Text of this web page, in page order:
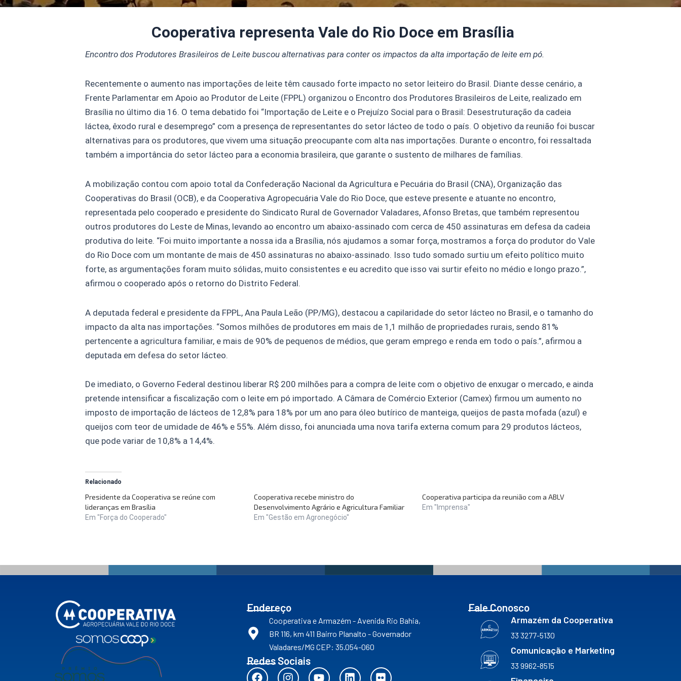
Cooperativa representa Vale do Rio Doce em Brasília
Encontro dos Produtores Brasileiros de Leite buscou alternativas para conter os impactos da alta importação de leite em pó.
Recentemente o aumento nas importações de leite têm causado forte impacto no setor leiteiro do Brasil. Diante desse cenário, a
Frente Parlamentar em Apoio ao Produtor de Leite (FPPL) organizou o Encontro dos Produtores Brasileiros de Leite, realizado em
Brasília no último dia 16. O tema debatido foi “Importação de Leite e o Prejuízo Social para o Brasil: Desestruturação da cadeia
láctea, êxodo rural e desemprego” com a presença de representantes do setor lácteo de todo o país. O objetivo da reunião foi buscar
alternativas para os produtores, que vivem uma situação preocupante com alta nas importações. Durante o encontro, foi ressaltada
também a importância do setor lácteo para a economia brasileira, que garante o sustento de milhares de famílias.
A mobilização contou com apoio total da Confederação Nacional da Agricultura e Pecuária do Brasil (CNA), Organização das
Cooperativas do Brasil (OCB), e da Cooperativa Agropecuária Vale do Rio Doce, que esteve presente e atuante no encontro,
representada pelo cooperado e presidente do Sindicato Rural de Governador Valadares, Afonso Bretas, que também representou
outros produtores do Leste de Minas, levando ao encontro um abaixo-assinado com cerca de 450 assinaturas em defesa da cadeia
produtiva do leite. “Foi muito importante a nossa ida a Brasília, nós ajudamos a somar força, mostramos a força do produtor do Vale
do Rio Doce com um montante de mais de 450 assinaturas no abaixo-assinado. Isso tudo somado surtiu um efeito político muito
forte, as argumentações foram muito sólidas, muito consistentes e eu acredito que isso vai surtir efeito no médio e longo prazo.”,
afirmou o cooperado após o retorno do Distrito Federal.
A deputada federal e presidente da FPPL, Ana Paula Leão (PP/MG), destacou a capilaridade do setor lácteo no Brasil, e o tamanho do
impacto da alta nas importações. “Somos milhões de produtores em mais de 1,1 milhão de propriedades rurais, sendo 81%
pertencente a agricultura familiar, e mais de 90% de pequenos de médios, que geram emprego e renda em todo o país.”, afirmou a
deputada em defesa do setor lácteo.
De imediato, o Governo Federal destinou liberar R$ 200 milhões para a compra de leite com o objetivo de enxugar o mercado, e ainda
pretende intensificar a fiscalização com o leite em pó importado. A Câmara de Comércio Exterior (Camex) firmou um aumento no
imposto de importação de lácteos de 12,8% para 18% por um ano para óleo butírico de manteiga, queijos de pasta mofada (azul) e
queijos com teor de umidade de 46% e 55%. Além disso, foi anunciada uma nova tarifa externa comum para 29 produtos lácteos,
que pode variar de 10,8% a 14,4%.
Relacionado
Presidente da Cooperativa se reúne com
lideranças em Brasília
Em "Força do Cooperado"
Cooperativa recebe ministro do
Desenvolvimento Agrário e Agricultura Familiar
Em "Gestão em Agronegócio"
Cooperativa participa da reunião com a ABLV
Em "Imprensa"
Endereço
Cooperativa e Armazém - Avenida Rio Bahia,
BR 116, km 411 Bairro Planalto - Governador
Valadares/MG CEP: 35.054-060
Redes Sociais
F
I
Y
L
F
Fale Conosco
Armazém da Cooperativa
33 3277-5130
Comunicação e Marketing
33 9962-8515